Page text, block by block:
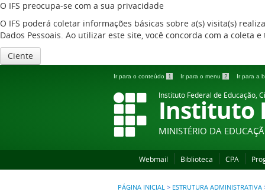
O IFS preocupa-se com a sua privacidade
O IFS poderá coletar informações básicas sobre a(s) visita(s)
Dados Pessoais. Ao utilizar este site, você concorda com a
Ciente
Ir para o conteúdo 1 Ir para o menu 2 Ir para a
Instituto Federal de Educação,
Instituto
MINISTÉRIO DA
Webmail Biblioteca CPA
PÁGINA INICIAL > ESTRUTURA ADMINISTRATIVA